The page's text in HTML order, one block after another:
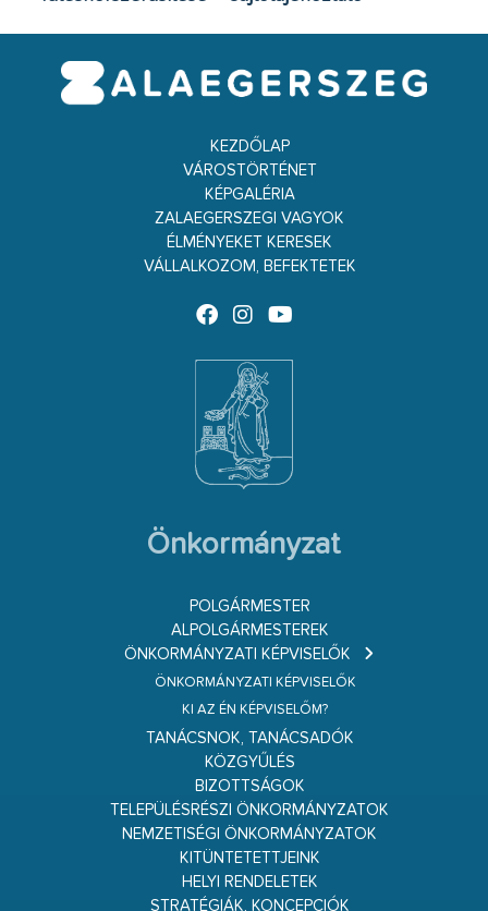
KEZDŐLAP
VÁROSTÖRTÉNET
KÉPGALÉRIA
ZALAEGERSZEGI VAGYOK
ÉLMÉNYEKET KERESEK
VÁLLALKOZOM, BEFEKTETEK
Önkormányzat
POLGÁRMESTER
ALPOLGÁRMESTEREK
ÖNKORMÁNYZATI KÉPVISELŐK
ÖNKORMÁNYZATI KÉPVISELŐK
KI AZ ÉN KÉPVISELŐM?
TANÁCSNOK, TANÁCSADÓK
KÖZGYŰLÉS
BIZOTTSÁGOK
TELEPÜLÉSRÉSZI ÖNKORMÁNYZATOK
NEMZETISÉGI ÖNKORMÁNYZATOK
KITÜNTETETTJEINK
HELYI RENDELETEK
STRATÉGIÁK, KONCEPCIÓK